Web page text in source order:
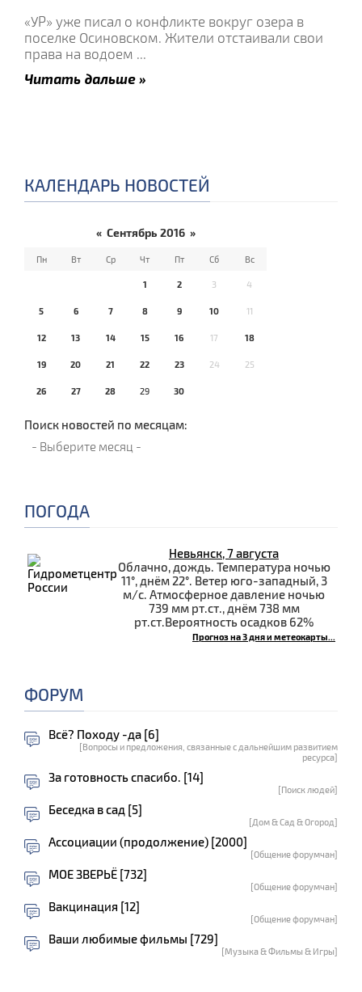
«УР» уже писал о конфликте вокруг озера в
поселке Осиновском. Жители отстаивали свои
права на водоем ...
Читать дальше »
КАЛЕНДАРЬ НОВОСТЕЙ
« Сентябрь 2016 »
Пн Вт Ср Чт Пт Сб Вс
1 2 3 4
5 6 7 8 9 10 11
12 13 14 15 16 17 18
19 20 21 22 23 24 25
26 27 28 29 30
Поиск новостей по месяцам:
ПОГОДА
Невьянск, 7 августа
Облачно, дождь. Температура ночью
11°, днём 22°. Ветер юго-западный, 3
м/с. Атмосферное давление ночью
739 мм рт.ст., днём 738 мм
рт.ст.Вероятность осадков 62%
Прогноз на 3 дня и метеокарты...
ФОРУМ
Всё? Походу -да [6]
[Вопросы и предложения, связанные с дальнейшим развитием
ресурса]
За готовность спасибо. [14]
[Поиск людей]
Беседка в сад [5]
[Дом & Сад & Огород]
Ассоциации (продолжение) [2000]
[Общение форумчан]
МОЕ ЗВЕРЬЁ [732]
[Общение форумчан]
Вакцинация [12]
[Общение форумчан]
Ваши любимые фильмы [729]
[Музыка & Фильмы & Игры]